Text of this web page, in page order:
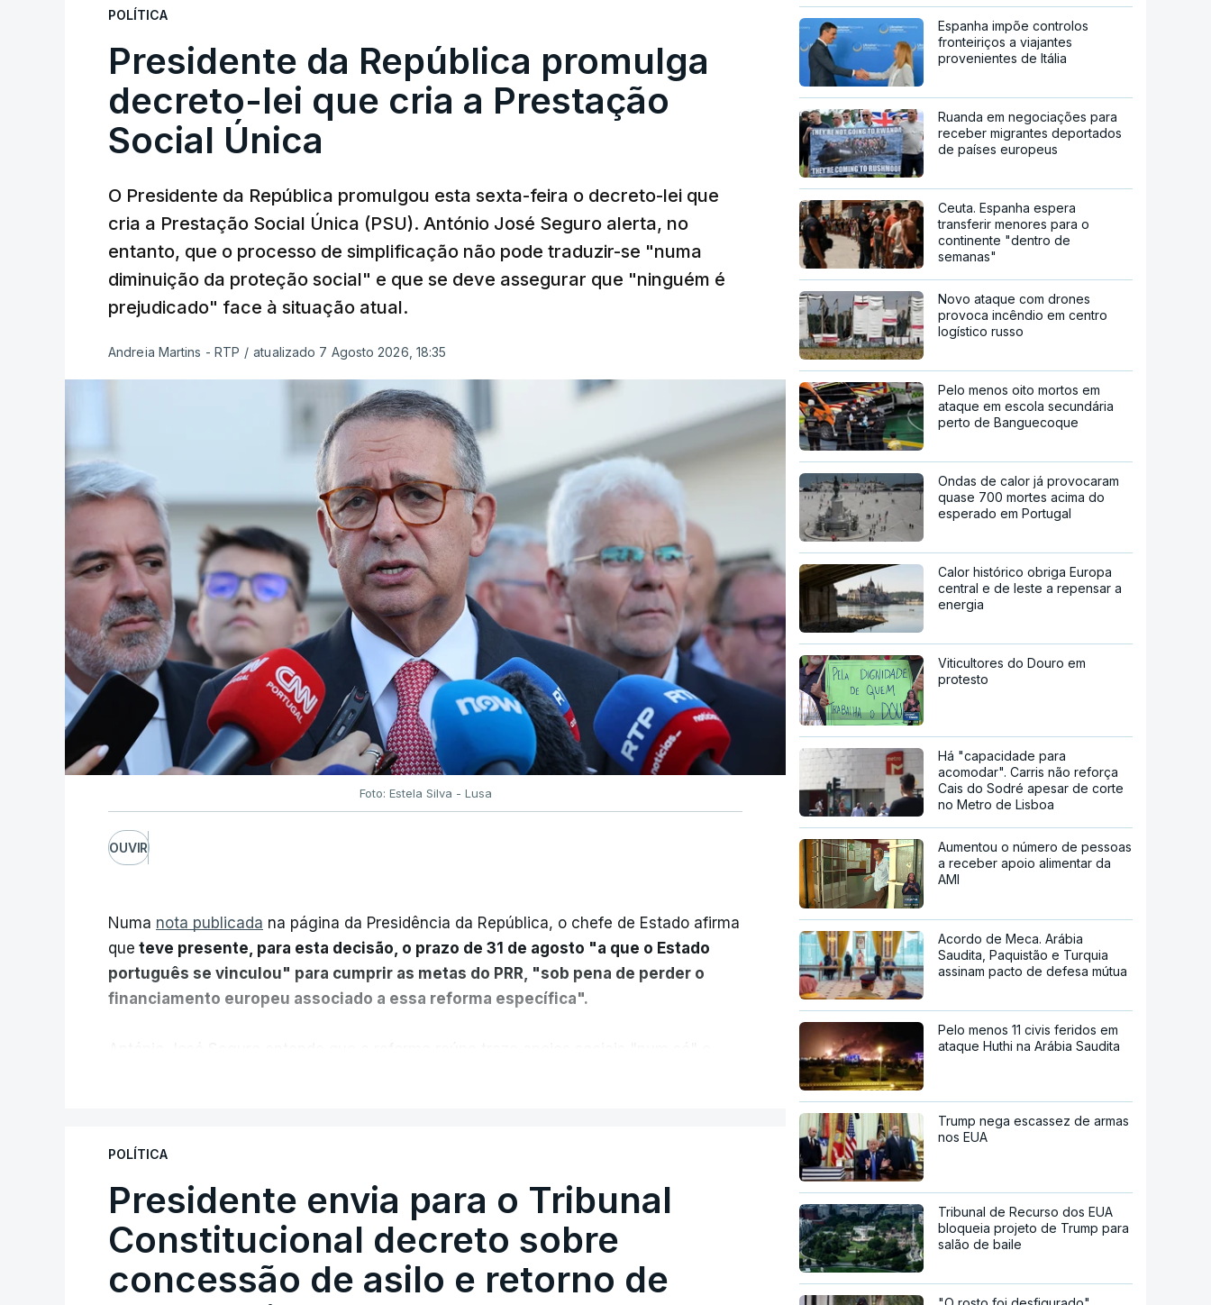
POLÍTICA
Presidente da República promulga
decreto-lei que cria a Prestação
Social Única
O Presidente da República promulgou esta sexta-feira o decreto-lei que
cria a Prestação Social Única (PSU). António José Seguro alerta, no
entanto, que o processo de simplificação não pode traduzir-se "numa
diminuição da proteção social" e que se deve assegurar que "ninguém é
prejudicado" face à situação atual.
Andreia Martins - RTP / atualizado 7 Agosto 2026, 18:35
Foto: Estela Silva - Lusa
OUVIR
Numa nota publicada na página da Presidência da República, o chefe de Estado afirma
que teve presente, para esta decisão, o prazo de 31 de agosto "a que o Estado
português se vinculou" para cumprir as metas do PRR, "sob pena de perder o
financiamento europeu associado a essa reforma específica".
os apoios chegam a quem mais necessita, estaremos a dar um passo na direção
Assegurar que "ninguém é prejudicado"
POLÍTICA
Presidente envia para o Tribunal
Constitucional decreto sobre
concessão de asilo e retorno de
Espanha impõe controlos
fronteiriços a viajantes
provenientes de Itália
Ruanda em negociações para
receber migrantes deportados
de países europeus
Ceuta. Espanha espera
transferir menores para o
continente "dentro de
semanas"
Novo ataque com drones
provoca incêndio em centro
logístico russo
Pelo menos oito mortos em
ataque em escola secundária
perto de Banguecoque
Ondas de calor já provocaram
quase 700 mortes acima do
esperado em Portugal
Calor histórico obriga Europa
central e de leste a repensar a
energia
Viticultores do Douro em
protesto
Há "capacidade para
acomodar". Carris não reforça
Cais do Sodré apesar de corte
no Metro de Lisboa
Aumentou o número de pessoas
a receber apoio alimentar da
AMI
Acordo de Meca. Arábia
Saudita, Paquistão e Turquia
assinam pacto de defesa mútua
Pelo menos 11 civis feridos em
ataque Huthi na Arábia Saudita
Trump nega escassez de armas
nos EUA
Tribunal de Recurso dos EUA
bloqueia projeto de Trump para
salão de baile